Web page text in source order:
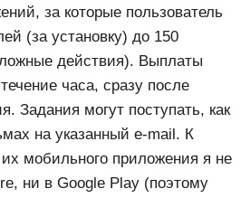
за которые пользователь
(за установку) до 150
действия). Выплаты
часа, сразу после
Задания могут поступать, как
на указанный e-mail. К
мобильного приложения я не
ни в Google Play (поэтому